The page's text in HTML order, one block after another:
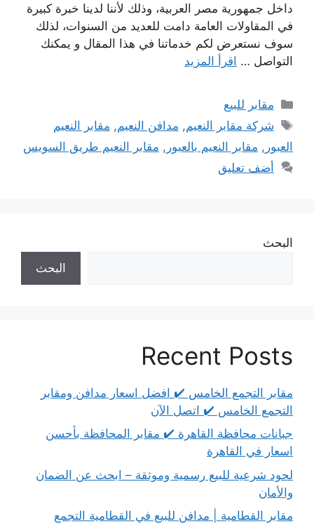
داخل جمهورية مصر العربية، وذلك لأننا لدينا خبرة كبيرة
في المقاولات العامة دامت للعديد من السنوات، لذلك
سوف نستعرض لكم خدماتنا في هذا المقال و يمكنك
التواصل … اقرأ المزيد
التصنيفات
مقابر للبيع
الوسوم
شركة مقابر النعيم, مدافن النعيم, مقابر النعيم
العبور , مقابر النعيم بالعبور , مقابر النعيم طريق السويس
أضف تعليق
البحث
البحث
Recent Posts
مقابر التجمع الخامس ✔️ افضل اسعار مدافن ومقابر
التجمع الخامس ✔️ اتصل الآن
جبانات محافظة القاهرة ✔️ مقابر المحافظة بأحسن
اسعار في القاهرة
لحود شرعية للبيع رسمية وموثقة – ابحث عن الضمان
والأمان
مقابر القطامية | مدافن للبيع في القطامية التجمع